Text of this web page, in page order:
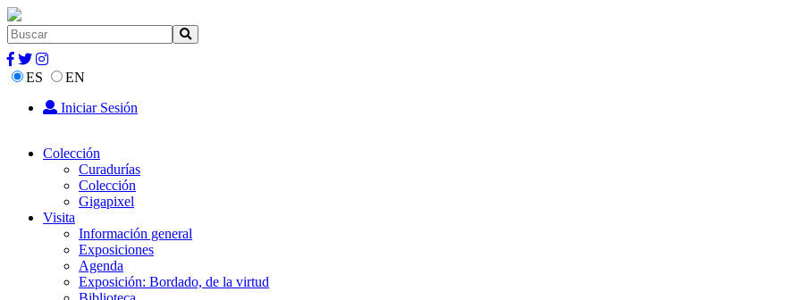
ES
EN
Iniciar Sesión
Colección
Curadurías
Colección
Gigapixel
Visita
Información general
Exposiciones
Agenda
Exposición: Bordado, de la virtud